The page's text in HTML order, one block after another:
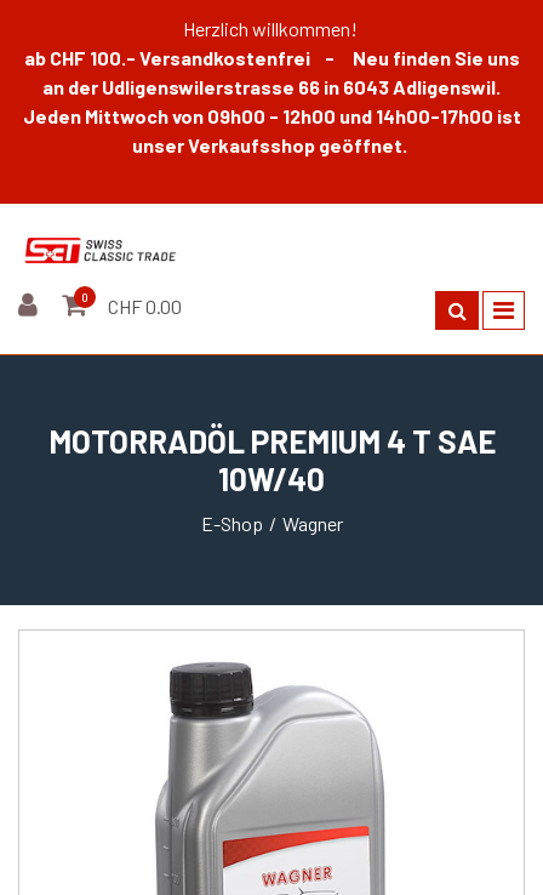
Herzlich willkommen!
ab CHF 100.- Versandkostenfrei - Neu finden Sie uns
an der Udligenswilerstrasse 66 in 6043 Adligenswil.
Jeden Mittwoch von 09h00 - 12h00 und 14h00-17h00 ist
unser Verkaufsshop geöffnet.
0 CHF 0.00
MOTORRADÖL PREMIUM 4 T SAE
10W/40
E-Shop Wagner